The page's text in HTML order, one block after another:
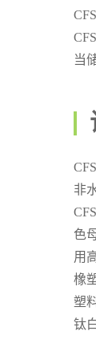
当
非
色
用
橡
塑
钛